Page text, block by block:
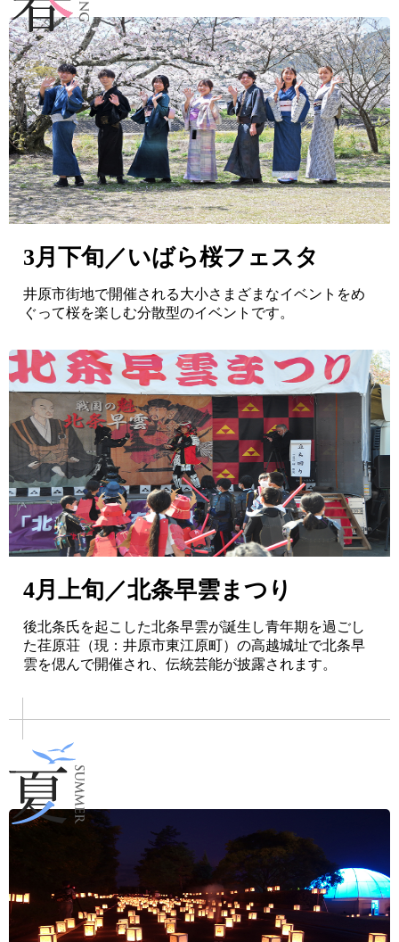
3月下旬／いばら桜フェスタ
井原市街地で開催される大小さまざまなイベントをめ
ぐって桜を楽しむ分散型のイベントです。
4月上旬／北条早雲まつり
後北条氏を起こした北条早雲が誕生し青年期を過ごし
た荏原荘（現：井原市東江原町）の高越城址で北条早
雲を偲んで開催され、伝統芸能が披露されます。